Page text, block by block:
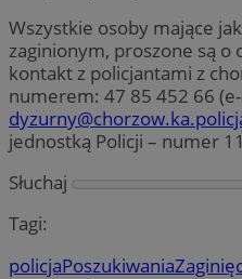
Wszystkie osoby mające
zaginionym, proszone są
kontakt z policjantami z
numerem: 47 85 452 66
jednostką Policji – numer
Słuchaj
Tagi:
policjaPoszukiwania